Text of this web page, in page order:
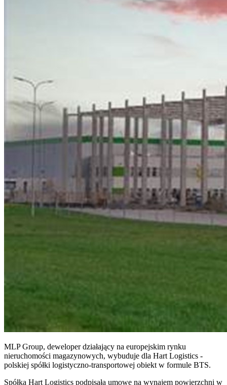
MLP Group, deweloper działający na europejskim rynku
nieruchomości magazynowych, wybuduje dla Hart Logistics -
polskiej spółki logistyczno-transportowej obiekt w formule BTS.
Spółka Hart Logistics podpisała umowę na wynajem powierzchni w